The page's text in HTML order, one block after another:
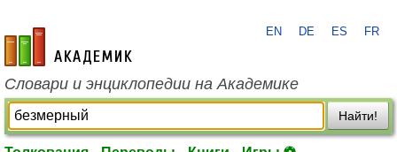
academic.ru
EN DE ES FR
Словари и энциклопедии на Академике
Найти!